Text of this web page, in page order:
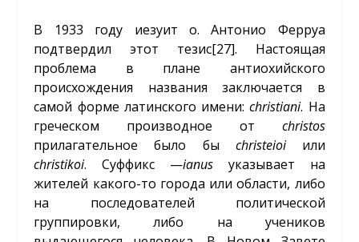
В 1933 году иезуит о. Антонио Ферруа
подтвердил этот тезис[27]. Настоящая
проблема в плане антиохийского
происхождения названия заключается в
самой форме латинского имени:christiani. На
греческом производное от christos
прилагательное было бы christeioi или
christikoi. Суффикс —ianus указывает на
жителей какого-то города или области, либо
на последователей политической
группировки, либо на учеников